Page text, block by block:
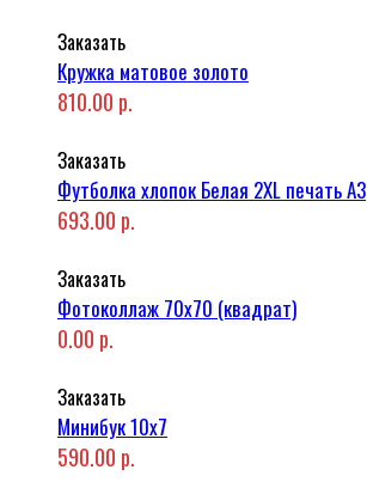
Заказать
Кружка матовое золото
810.00 р.
Заказать
Футболка хлопок Белая 2XL печать A3
693.00 р.
Заказать
Фотоколлаж 70x70 (квадрат)
0.00 р.
Заказать
Минибук 10х7
590.00 р.